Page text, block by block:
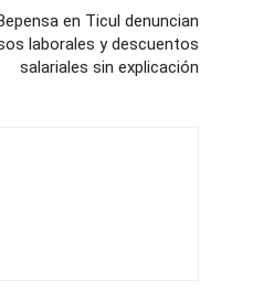
en Ticul denuncian
laborales y descuentos
salariales sin explicación